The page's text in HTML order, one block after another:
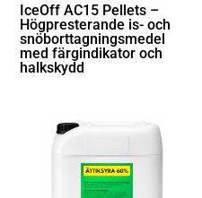
IceOff AC15 Pellets –
Högpresterande is- och
snöborttagningsmedel
med färgindikator och
halkskydd